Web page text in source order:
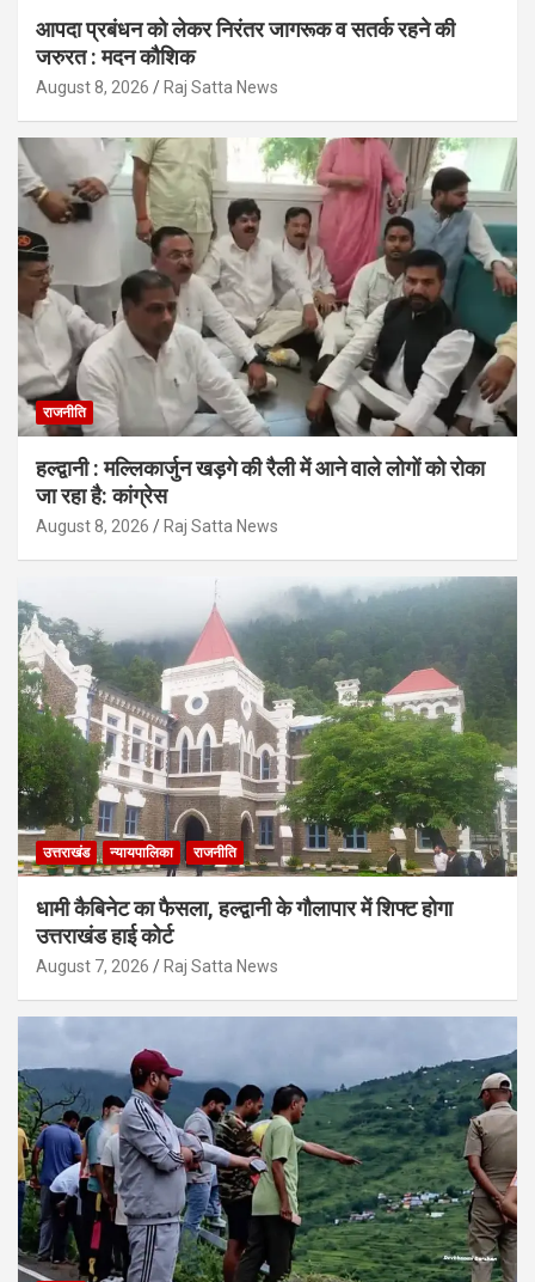
आपदा प्रबंधन को लेकर निरंतर जागरूक व सतर्क रहने की
जरुरत : मदन कौशिक
August 8, 2026 Raj Satta News
राजनीति
हल्द्वानी : मल्लिकार्जुन खड़गे की रैली में आने वाले लोगों को रोका
जा रहा है: कांग्रेस
August 8, 2026 Raj Satta News
उत्तराखंड न्यायपालिका राजनीति
धामी कैबिनेट का फैसला, हल्द्वानी के गौलापार में शिफ्ट होगा
उत्तराखंड हाई कोर्ट
August 7, 2026 Raj Satta News